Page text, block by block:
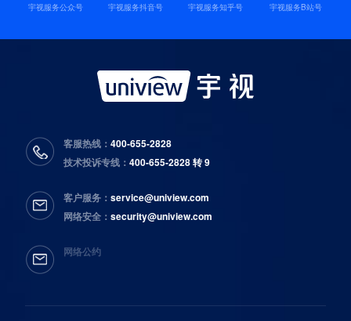
宇视服务公众号 宇视服务抖音号 宇视服务知乎号 宇视服务B站号
客服热线：400-655-2828
技术投诉专线：400-655-2828 转 9
客户服务：service@uniview.com
网络安全：security@uniview.com
网络公约